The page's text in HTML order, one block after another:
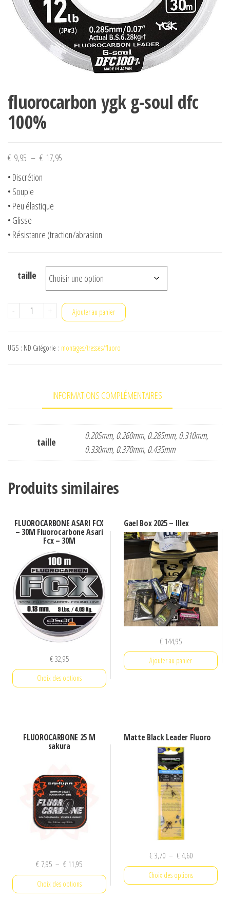
fluorocarbon ygk g-soul dfc
100%
€ 9,95 – € 17,95
€ 17,95
• Discrétion
• Souple
• Peu élastique
• Glisse
• Résistance (traction/abrasion
taille
-
quantité
ygk
+ Ajouter au panier
UGS : ND Catégorie : montages/tresses/fluoro
INFORMATIONS COMPLÉMENTAIRES
taille
0.205mm, 0.260mm, 0.285mm, 0.310mm,
0.330mm, 0.370mm, 0.435mm
Produits similaires
FLUOROCARBONE ASARI FCX
– 30M Fluorocarbone Asari
Fcx – 30M
€32,95
Choix des options
plusieurs
Les
options
peuvent
être
choisies
la
page
du
Gael Box 2025 – Illex
€ 144,95
Ajouter au panier
FLUOROCARBONE 25 M
sakura
€ 7,95 – € 11,95Plage
de
Choix des options
Matte Black Leader Fluoro
€3,70 – €4,60Plage
de
prix :
Choix des options